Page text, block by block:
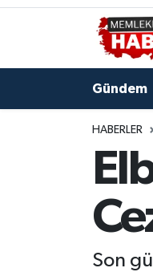
Gündem
HABERLER
Son